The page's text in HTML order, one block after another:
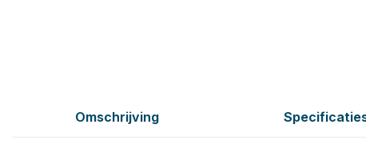
Omschrijving